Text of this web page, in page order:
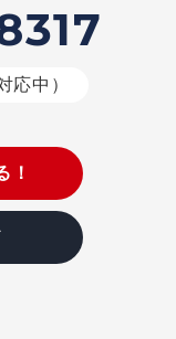
応中）
！